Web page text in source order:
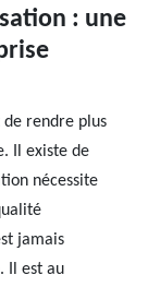
: une
de rendre plus
Il existe de
nécessite
jamais
Il est au